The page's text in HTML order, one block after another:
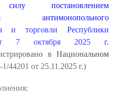
постановлением
антимонопольного
и торговли Республики
7 октября 2025 г.
в Национальном
44201 от 25.11.2025 г.)